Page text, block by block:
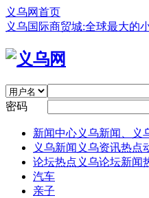
义乌网首页
义乌国际商贸城:全球最大的
密码
新闻中心义乌新闻、义
义乌新闻 义乌资讯热点
论坛热点 义乌论坛新闻
汽车
亲子